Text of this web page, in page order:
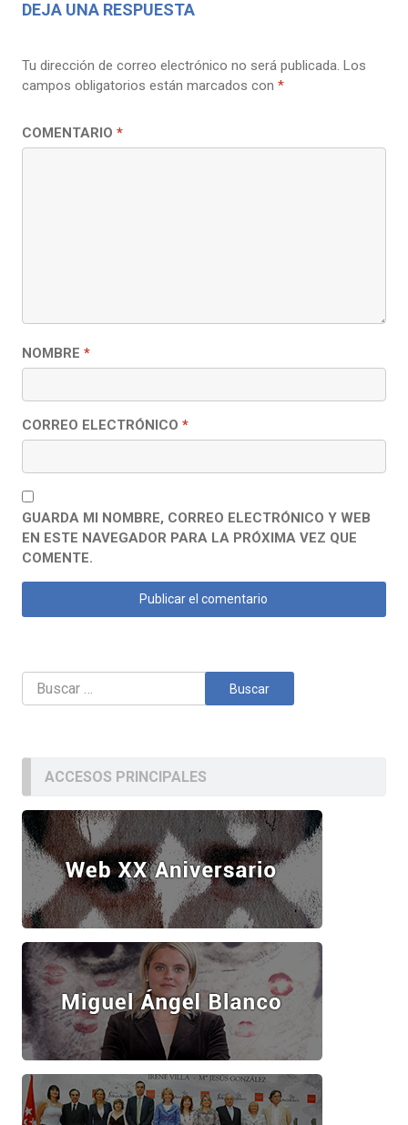
DEJA UNA RESPUESTA
Tu dirección de correo electrónico no será publicada. Los
campos obligatorios están marcados con *
COMENTARIO *
NOMBRE *
CORREO ELECTRÓNICO *
GUARDA MI NOMBRE, CORREO ELECTRÓNICO Y WEB
EN ESTE NAVEGADOR PARA LA PRÓXIMA VEZ QUE
COMENTE.
Buscar:
ACCESOS PRINCIPALES